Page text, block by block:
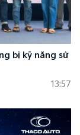
bị kỹ năng sử
13:57